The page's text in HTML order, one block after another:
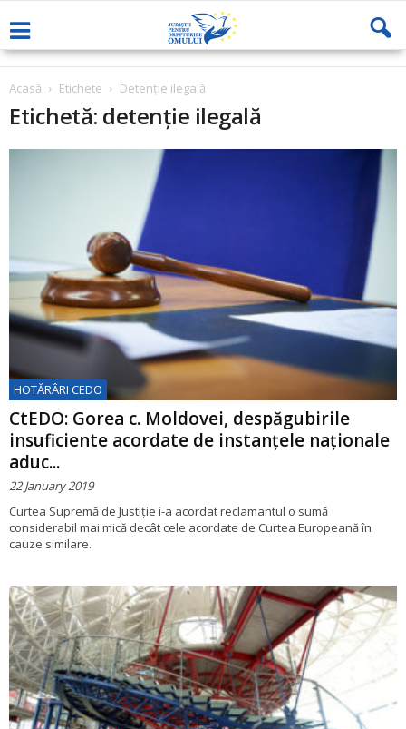
Acasă Etichete Detenţie ilegală
Etichetă: detenţie ilegală
HOTĂRÂRI CEDO
CtEDO: Gorea c. Moldovei, despăgubirile
insuficiente acordate de instanţele naţionale
aduc...
22 January 2019
Curtea Supremă de Justiţie i-a acordat reclamantul o sumă
considerabil mai mică decât cele acordate de Curtea Europeană în
cauze similare.